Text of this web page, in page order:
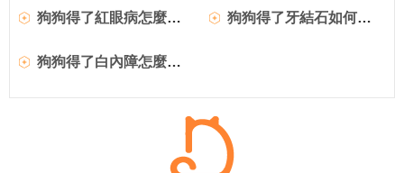
狗狗得了紅眼病怎麼治療？ 狗狗得了牙結石如何治療？
狗狗得了白內障怎麼辦？如何治療？